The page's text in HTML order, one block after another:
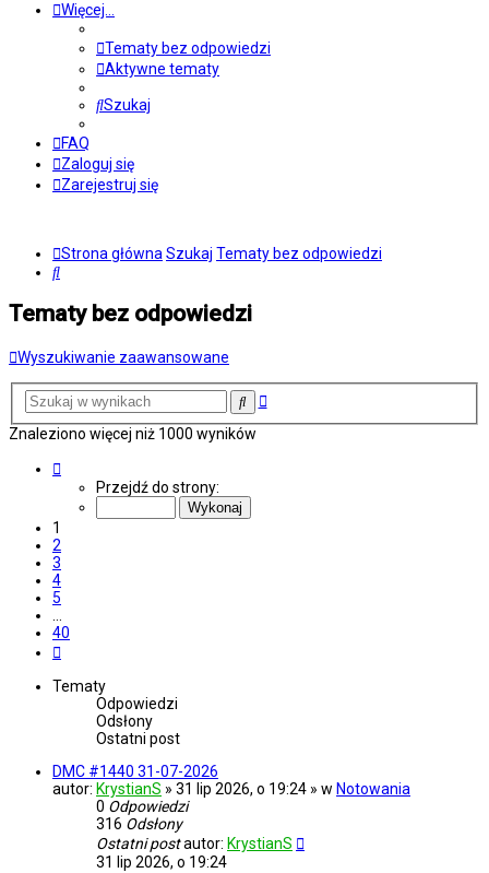
Więcej…
Tematy bez odpowiedzi
Aktywne tematy
Szukaj
FAQ
Zaloguj się
Zarejestruj się
Strona główna Szukaj Tematy bez odpowiedzi
Szukaj
Tematy bez odpowiedzi
Wyszukiwanie zaawansowane
SzukajWyszukiwanie
Znaleziono więcej niż 1000 wyników
Przejdź do strony:
1
2
3
4
5
…
40
Tematy
Odpowiedzi
Odsłony
Ostatni post
DMC #1440 31-07-2026
autor: KrystianS » 31 lip 2026, o 19:24 » w Notowania
0 Odpowiedzi
316 Odsłony
Ostatni postautor: KrystianS
31 lip 2026, o 19:24